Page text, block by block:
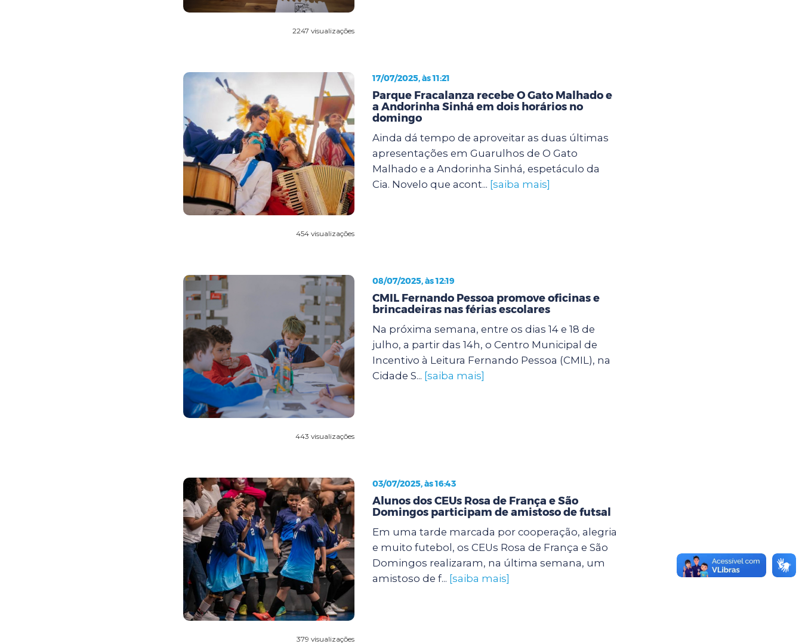
2247 visualizações
454 visualizações
17/07/2025, às 11:21
Parque Fracalanza recebe O Gato Malhado e
a Andorinha Sinhá em dois horários no
domingo
Ainda dá tempo de aproveitar as duas últimas
apresentações em Guarulhos de O Gato
Malhado e a Andorinha Sinhá, espetáculo da
Cia. Novelo que acont... [saiba mais]
443 visualizações
08/07/2025, às 12:19
CMIL Fernando Pessoa promove oficinas e
brincadeiras nas férias escolares
Na próxima semana, entre os dias 14 e 18 de
julho, a partir das 14h, o Centro Municipal de
Incentivo à Leitura Fernando Pessoa (CMIL), na
Cidade S... [saiba mais]
379 visualizações
03/07/2025, às 16:43
Alunos dos CEUs Rosa de França e São
Domingos participam de amistoso de futsal
Em uma tarde marcada por cooperação, alegria
e muito futebol, os CEUs Rosa de França e São
Domingos realizaram, na última semana, um
amistoso de f... [saiba mais]